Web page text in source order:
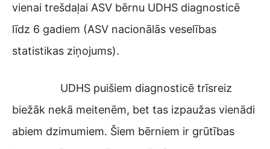
vienai trešdaļai ASV bērnu UDHS diagnosticē
līdz 6 gadiem (ASV nacionālās veselības
statistikas ziņojums).
UDHS puišiem diagnosticē trīsreiz
biežāk nekā meitenēm, bet tas izpaužas vienādi
abiem dzimumiem. Šiem bērniem ir grūtības